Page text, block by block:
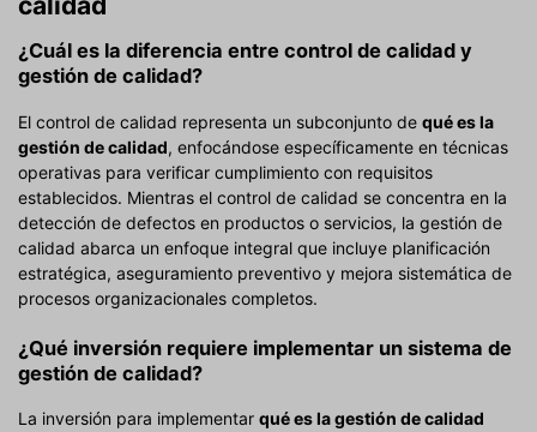
¿Cuál es la diferencia entre control de calidad y
gestión de calidad?
El control de calidad representa un subconjunto de qué es la
gestión de calidad, enfocándose específicamente en técnicas
operativas para verificar cumplimiento con requisitos
establecidos. Mientras el control de calidad se concentra en la
detección de defectos en productos o servicios, la gestión de
calidad abarca un enfoque integral que incluye planificación
estratégica, aseguramiento preventivo y mejora sistemática de
procesos organizacionales completos.
¿Qué inversión requiere implementar un sistema de
gestión de calidad?
La inversión para implementar qué es la gestión de calidad